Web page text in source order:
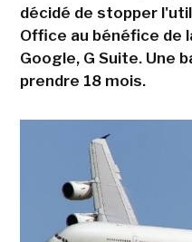
décidé de stopper
Office au bénéfice de
Google, G Suite. Une
prendre 18 mois.